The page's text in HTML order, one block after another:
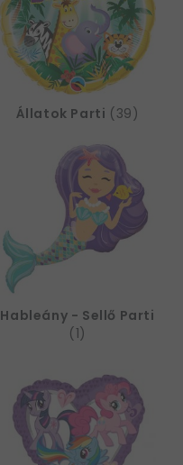
Állatok Parti (39)
Hableány - Sellő Parti
(1)